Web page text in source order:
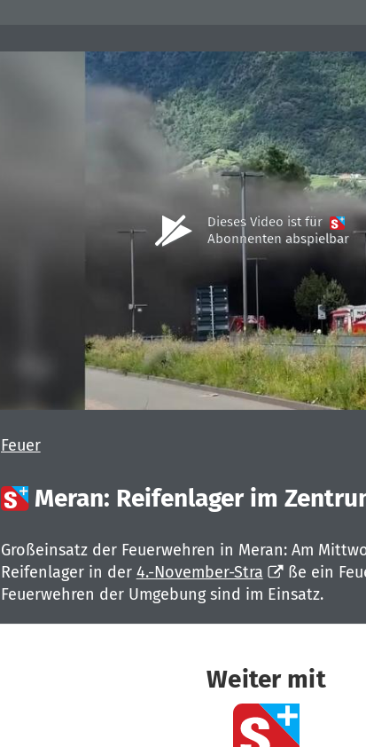
Dieses Video ist für
Abonnenten abspielbar
Feuer
 Meran: Reifenlager im
Großeinsatz der Feuerwehren in Meran: Am
Reifenlager in der 4.-November-Stra
ße ein
Feuerwehren der Umgebung sind im Einsatz.